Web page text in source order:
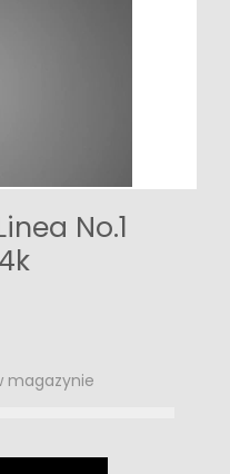
No.1
magazynie